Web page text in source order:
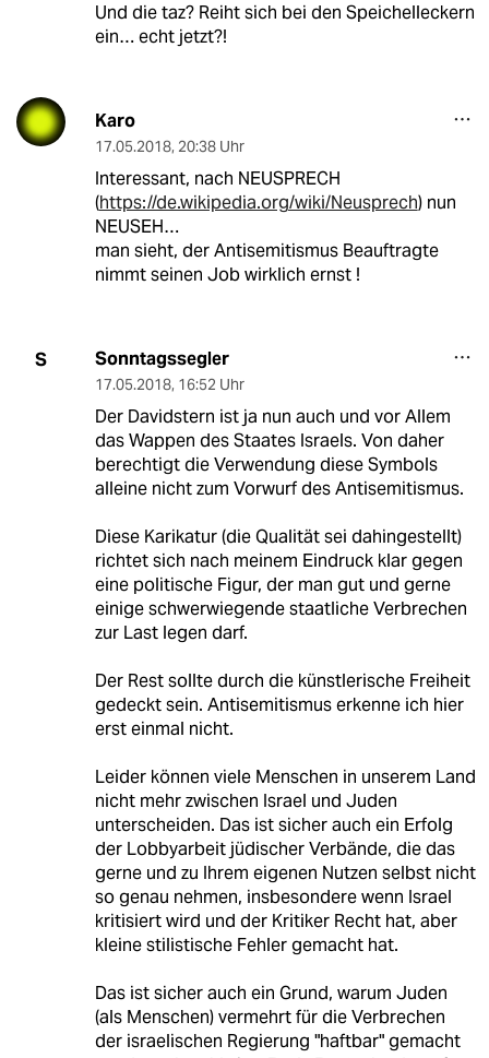
Und die taz? Reiht sich bei den Speichelleckern
ein… echt jetzt?!
Karo
17.05.2018, 20:38 Uhr
Interessant, nach NEUSPRECH
(https://de.wikipedia.org/wiki/Neusprech) nun
NEUSEH…
man sieht, der Antisemitismus Beauftragte
nimmt seinen Job wirklich ernst !
S Sonntagssegler
17.05.2018, 16:52 Uhr
Der Davidstern ist ja nun auch und vor Allem
das Wappen des Staates Israels. Von daher
berechtigt die Verwendung diese Symbols
alleine nicht zum Vorwurf des Antisemitismus.
Diese Karikatur (die Qualität sei dahingestellt)
richtet sich nach meinem Eindruck klar gegen
eine politische Figur, der man gut und gerne
einige schwerwiegende staatliche Verbrechen
zur Last legen darf.
Der Rest sollte durch die künstlerische Freiheit
gedeckt sein. Antisemitismus erkenne ich hier
erst einmal nicht.
Leider können viele Menschen in unserem Land
nicht mehr zwischen Israel und Juden
unterscheiden. Das ist sicher auch ein Erfolg
der Lobbyarbeit jüdischer Verbände, die das
gerne und zu Ihrem eigenen Nutzen selbst nicht
so genau nehmen, insbesondere wenn Israel
kritisiert wird und der Kritiker Recht hat, aber
kleine stilistische Fehler gemacht hat.
Das ist sicher auch ein Grund, warum Juden
(als Menschen) vermehrt für die Verbrechen
der israelischen Regierung "haftbar" gemacht